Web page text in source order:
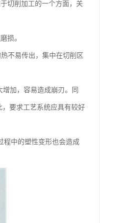
切削加工的一个方面，关
损。
不易传出，集中在切削区
加，容易造成崩刃。同
要求工艺系统应具有较好
程中的塑性变形也会造成